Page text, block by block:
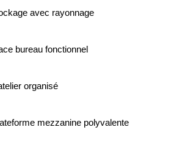
avec rayonnage
bureau fonctionnel
organisé
mezzanine polyvalente